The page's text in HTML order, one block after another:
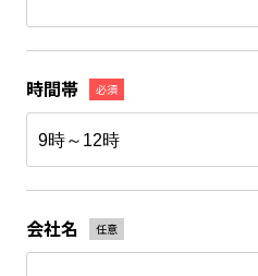
時間帯 必須
会社名 任意